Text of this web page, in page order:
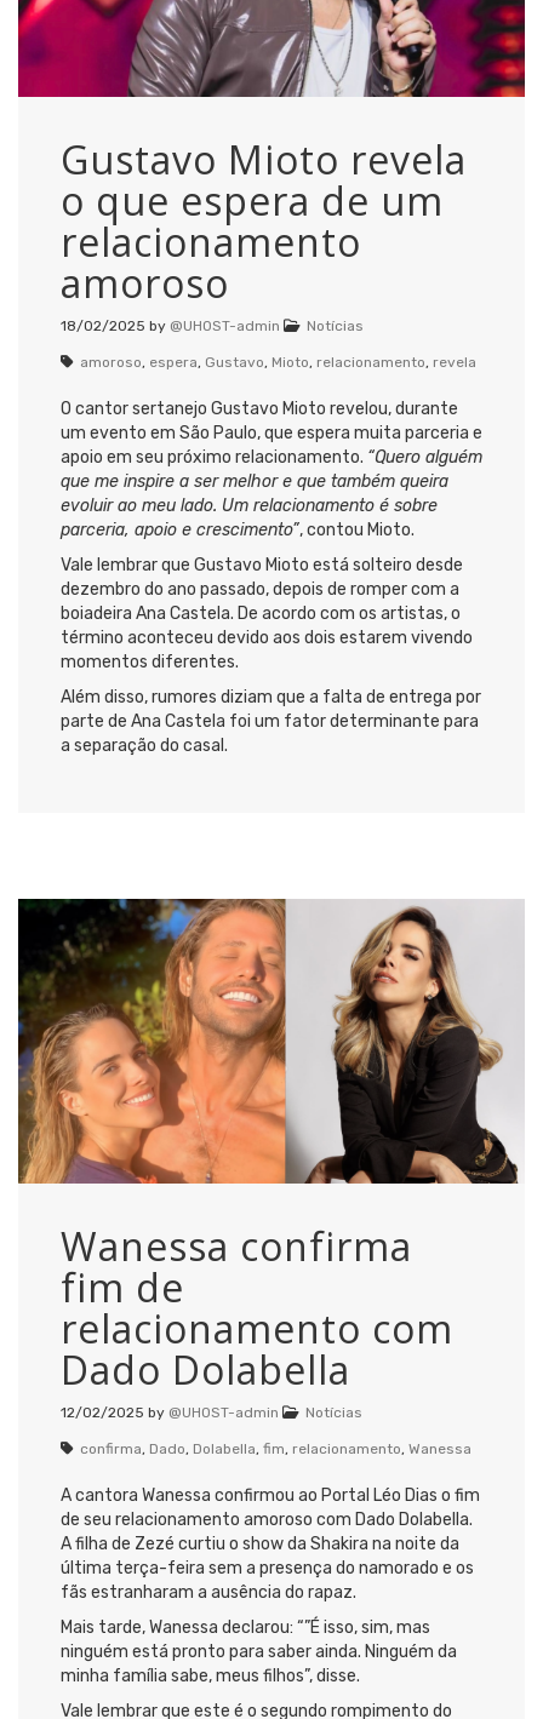
Gustavo Mioto revela
o que espera de um
relacionamento
amoroso
18/02/2025 by @UHOST-admin Notícias
amoroso, espera, Gustavo, Mioto, relacionamento, revela
O cantor sertanejo Gustavo Mioto revelou, durante
um evento em São Paulo, que espera muita parceria e
apoio em seu próximo relacionamento. “Quero alguém
que me inspire a ser melhor e que também queira
evoluir ao meu lado. Um relacionamento é sobre
parceria, apoio e crescimento”, contou Mioto.
Vale lembrar que Gustavo Mioto está solteiro desde
dezembro do ano passado, depois de romper com a
boiadeira Ana Castela. De acordo com os artistas, o
término aconteceu devido aos dois estarem vivendo
momentos diferentes.
Além disso, rumores diziam que a falta de entrega por
parte de Ana Castela foi um fator determinante para
a separação do casal.
Wanessa confirma
fim de
relacionamento com
Dado Dolabella
12/02/2025 by @UHOST-admin Notícias
confirma, Dado, Dolabella, fim, relacionamento, Wanessa
A cantora Wanessa confirmou ao Portal Léo Dias o fim
de seu relacionamento amoroso com Dado Dolabella.
A filha de Zezé curtiu o show da Shakira na noite da
última terça-feira sem a presença do namorado e os
fãs estranharam a ausência do rapaz.
Mais tarde, Wanessa declarou: “”É isso, sim, mas
ninguém está pronto para saber ainda. Ninguém da
minha família sabe, meus filhos”, disse.
Vale lembrar que este é o segundo rompimento do